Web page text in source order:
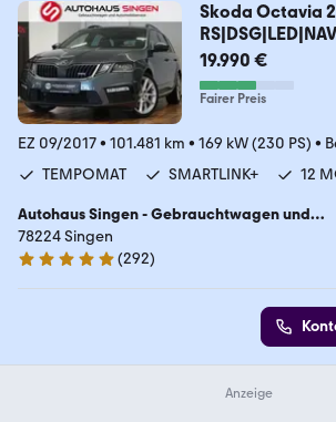
Skoda Octavia 2.0 TSI
19.990 €
Fairer Preis
EZ 09/2017• 101.481 km • 169 kW (230 PS) •
TEMPOMAT
SMARTLINK+ 12
Autohaus Singen - Gebrauchtwagen und
Automobilservice
78224 Singen
5 Sterne
(292)